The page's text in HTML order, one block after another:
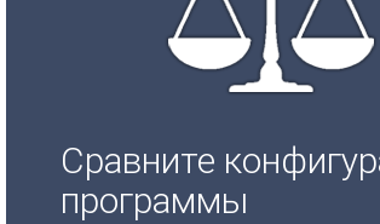
Сравните
программы